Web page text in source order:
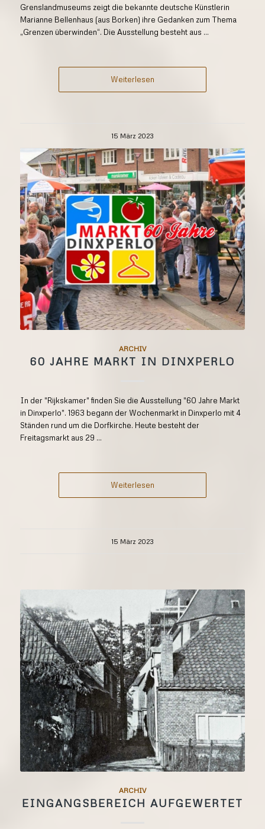
Grenslandmuseums zeigt die bekannte deutsche Künstlerin
Marianne Bellenhaus (aus Borken) ihre Gedanken zum Thema
„Grenzen überwinden“. Die Ausstellung besteht aus ...
Weiterlesen
15 März 2023
ARCHIV
60 JAHRE MARKT IN DINXPERLO
In der "Rijkskamer" finden Sie die Ausstellung "60 Jahre Markt
in Dinxperlo". 1963 begann der Wochenmarkt in Dinxperlo mit 4
Ständen rund um die Dorfkirche. Heute besteht der
Freitagsmarkt aus 29 ...
Weiterlesen
15 März 2023
ARCHIV
EINGANGSBEREICH AUFGEWERTET